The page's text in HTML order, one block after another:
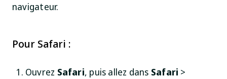
navigateur.
Pour Safari :
Ouvrez Safari, puis allez dans Safari >